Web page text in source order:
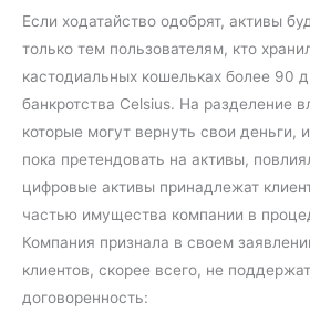
Если ходатайство одобрят, активы
только тем пользователям, кто
кастодиальных кошельках более 90
банкротства Celsius. На разделение
которые могут вернуть свои деньги,
пока претендовать на активы,
цифровые активы принадлежат
частью имущества компании в
Компания признала в своем
клиентов, скорее всего, не
договоренность: